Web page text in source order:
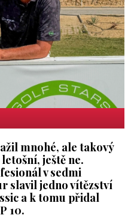
mnohé, ale takový
ještě ne.
v sedmi
slavil jedno vítězství
a k tomu přidal
10.